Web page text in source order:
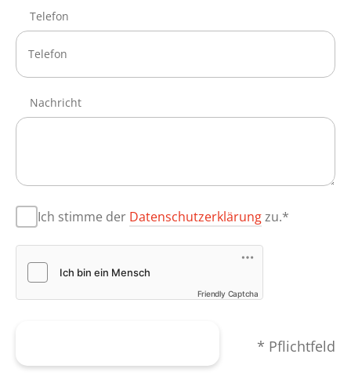
Telefon
Nachricht
Ich stimme der Datenschutzerklärungzu.*
Friendly Captcha
* Pflichtfeld